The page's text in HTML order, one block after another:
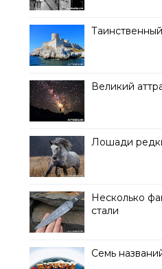
Великий
Лошади
Несколько
стали
Семь